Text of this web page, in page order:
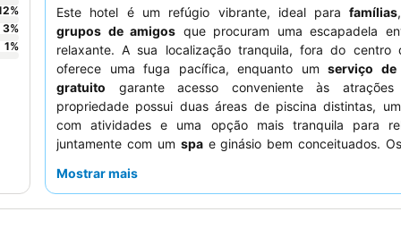
Este hotel é um refúgio vibrante, ideal parafamílias
grupos de amigos que procuram uma escapadela
relaxante. A sua localização tranquila, fora do centro
oferece uma fuga pacífica, enquanto um serviço de
gratuito garante acesso conveniente às
propriedade possui duas áreas de piscina distintas,
com atividades e uma opção mais tranquila para
juntamente com um spae ginásio bem conceituados.
e as diversas ofertas culinárias, incluindo uma grande
Mostrar mais
%
3%
1%